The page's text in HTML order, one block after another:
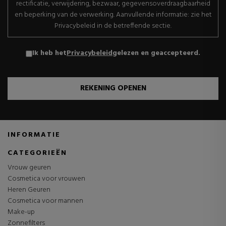
rectificatie, verwijdering, bezwaar, gegevensoverdraagbaarheid
en beperking van de verwerking. Aanvullende informatie: zie het
Privacybeleid in de betreffende sectie.
Ik heb hetPrivacybeleidgelezen en geaccepteerd.
REKENING OPENEN
INFORMATIE
CATEGORIEËN
Vrouw geuren
Cosmetica voor vrouwen
Heren Geuren
Cosmetica voor mannen
Make-up
Zonnefilters